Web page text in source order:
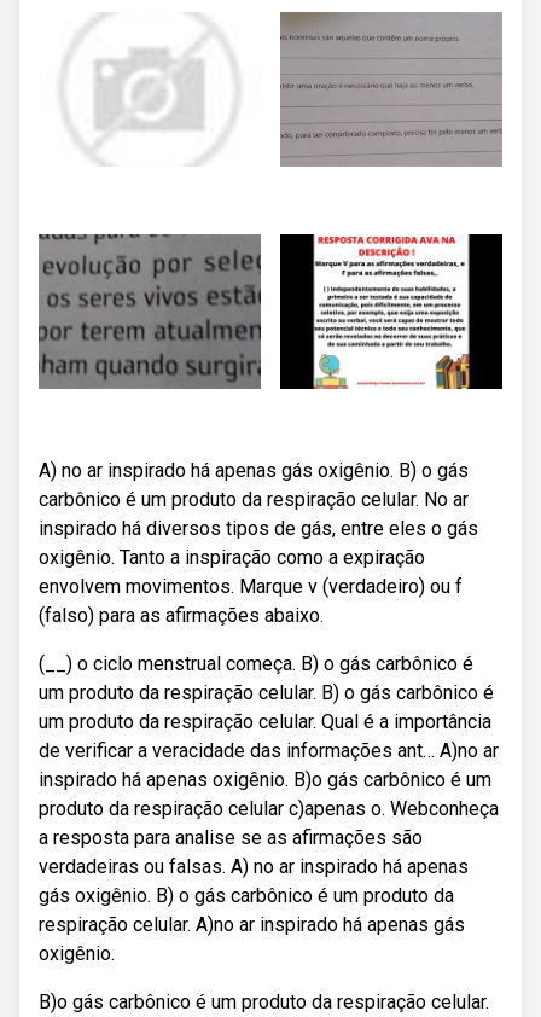
A) no ar inspirado há apenas gás oxigênio. B) o gás
carbônico é um produto da respiração celular. No ar
inspirado há diversos tipos de gás, entre eles o gás
oxigênio. Tanto a inspiração como a expiração
envolvem movimentos. Marque v (verdadeiro) ou f
(falso) para as afirmações abaixo.
(__) o ciclo menstrual começa. B) o gás carbônico é
um produto da respiração celular. B) o gás carbônico é
um produto da respiração celular. Qual é a importância
de verificar a veracidade das informações ant… A)no ar
inspirado há apenas oxigênio. B)o gás carbônico é um
produto da respiração celular c)apenas o. Webconheça
a resposta para analise se as afirmações são
verdadeiras ou falsas. A) no ar inspirado há apenas
gás oxigênio. B) o gás carbônico é um produto da
respiração celular. A)no ar inspirado há apenas gás
oxigênio.
B)o gás carbônico é um produto da respiração celular.